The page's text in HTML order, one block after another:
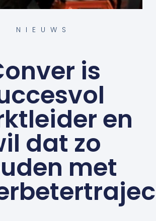
NIEUWS
is
en
dat zo
met